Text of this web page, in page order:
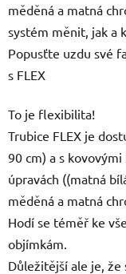
měděná a matná
systém měnit, jak a
Popusťte uzdu své
s FLEX
To je flexibilita!
Trubice FLEX je
90 cm) a s
úpravách ((matná
měděná a matná
Hodí se téměř ke
objímkám.
Důležitější ale je, že